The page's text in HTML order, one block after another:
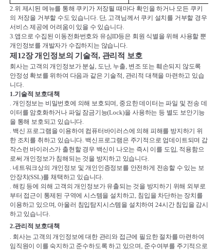
2.위 제시된 메뉴를 통해 쿠키가 저장될 때마다 확인을 하거나 모든 쿠키
의 저장을 거부할 수도 있습니다. 단, 고객님께서 쿠키 설치를 거부할 경우
서비스 제공에 어려움이 있을 수 있습니다.
3.앱으로 수집된 이동전화번호와 유심ID등은 회원 식별을 위해 사용할 뿐
개인정보를 개발자가 수집하지는 않습니다.
제 12장 개인정보의 기술적, 관리적 보호
회사는 고객의 개인정보가 분실, 도난, 누출, 변조 또는 훼손되지 않도록
안정성 확보를 위하여 다음과 같은 기술적, 관리적 대책을 마련하고 있습
니다.
1.기술적 보호대책
. 개인정보는 비밀번호에 의해 보호되며, 중요한 데이터는 파일 및 전송 데
이터를 암호화하거나 파일 잠금기능(Lock)을 사용하는 등 별도 보안기능
을 통해 보호되고 있습니다.
. 백신 프로그램을 이용하여 컴퓨터바이러스에 의해 피해를 방지하기 위
한 조치를 취하고 있습니다. 백신프로그램은 주기적으로 업데이트되며 갑
작스런 바이러스가 출현할 경우 백신이 나오는 즉시 이를 도입, 적용함으
로써 개인정보가 침해되는 것을 방지하고 있습니다.
. 네트워크상의 개인정보 및 개인인증정보를 안전하게 전송할 수 있는 보
안장치(SSL)를 채택하고 있습니다.
. 해킹 등에 의해 고객의 개인정보가 유출되는 것을 방지하기 위해 외부로
부터 접근이 통제된 구역에 시스템을 설치하고, 침입을 차단하는 장치를
이용하고 있으며, 아울러 침입탐지시스템을 설치하여 24시간 침입을 감시
하고 있습니다.
2.관리적 보호대책
. 회사는 고객의 개인정보에 대한 관리와 접근에 필요한 절차를 마련하여
임직원이 이를 숙지하고 준수하도록 하고 있으며, 준수여부를 주기적으로